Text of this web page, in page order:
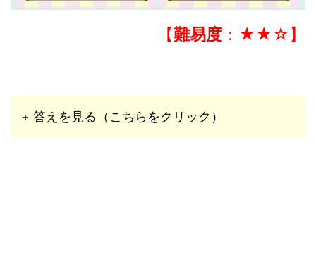
【難易度 ：★★☆】
+ 答えを見る（こちらをクリック）